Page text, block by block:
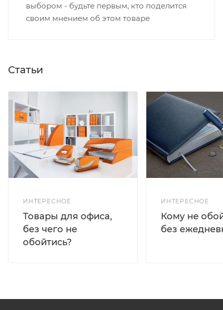
выбором - будьте первым, кто поделится
своим мнением об этом товаре
Статьи
ИНТЕРЕСНОЕ
Товары для офиса,
без чего не
обойтись?
ИНТЕРЕСНОЕ
Кому не
без